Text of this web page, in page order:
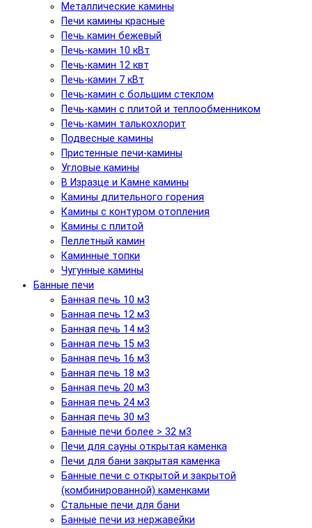
Металлические камины
Печи камины красные
Печь камин бежевый
Печь-камин 10 кВт
Печь-камин 12 квт
Печь-камин 7 кВт
Печь-камин с большим стеклом
Печь-камин с плитой и теплообменником
Печь-камин талькохлорит
Подвесные камины
Пристенные печи-камины
Угловые камины
В Изразце и Камне камины
Камины длительного горения
Камины с контуром отопления
Камины с плитой
Пеллетный камин
Каминные топки
Чугунные камины
Банные печи
Банная печь 10 м3
Банная печь 12 м3
Банная печь 14 м3
Банная печь 15 м3
Банная печь 16 м3
Банная печь 18 м3
Банная печь 20 м3
Банная печь 24 м3
Банная печь 30 м3
Банные печи более > 32 м3
Печи для сауны открытая каменка
Печи для бани закрытая каменка
Банные печи с открытой и закрытой
(комбинированной) каменками
Стальные печи для бани
Банные печи из нержавейки